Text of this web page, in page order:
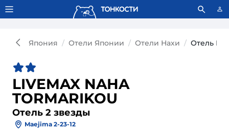
Тонкости используют сookie-файлы. Что это значит?
Япония Отели Японии Отели Нахи Отель
LIVEMAX NAHA
TORMARIKOU
Отель 2 звезды
Maejima 2-23-12